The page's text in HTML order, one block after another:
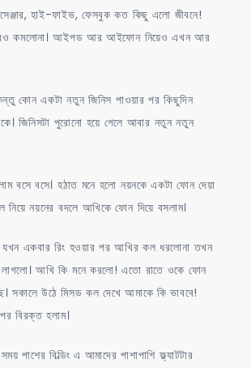
হাই-ফাইভ, ফেসবুক কত কিছু এলো জীবনে!
কমলোনা। আইপড আর আইফোন নিয়েও এখন আর
কোন একটা নতুন জিনিস পাওয়ার পর কিছুদিন
জিনিসটা পুরোনো হয়ে গেলে আবার নতুন নতুন
বসে বসে। হঠাত মনে হলো নয়নকে একটা ফোন দেয়া
নিয়ে নয়নের বদলে আখিকে ফোন দিয়ে বসলাম।
যখন একবার রিং হওয়ার পর আখির কল ধরলোনা তখন
আখি কি মনে করলো! এতো রাতে ওকে ফোন
সকালে উঠে মিসড কল দেখে আমাকে কি ভাববে!
বিরক্ত হলাম।
পাশের বিল্ডিং এ আমাদের পাশাপাশি ফ্ল্যাটটার